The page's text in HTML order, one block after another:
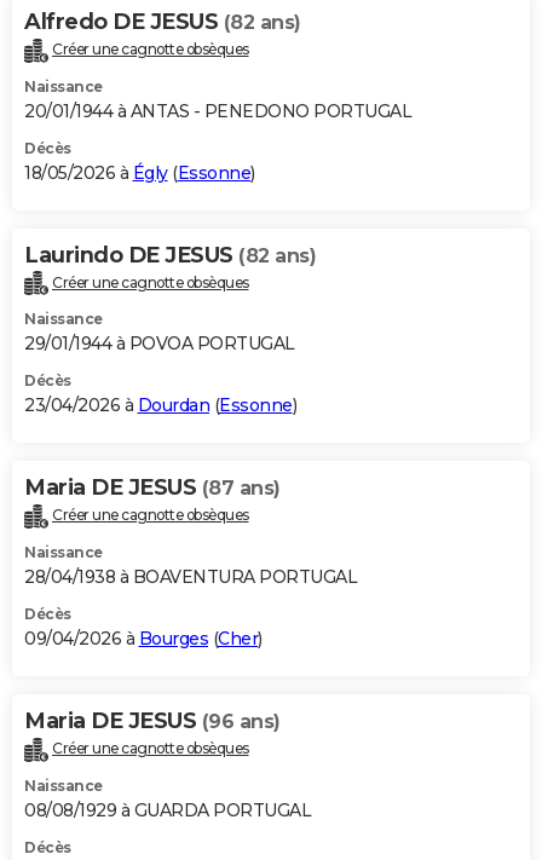
Alfredo DE JESUS (82 ans)
Créer une cagnotte obsèques
Naissance
20/01/1944 à ANTAS - PENEDONO PORTUGAL
Décès
18/05/2026 à Égly(Essonne)
Laurindo DE JESUS (82 ans)
Créer une cagnotte obsèques
Naissance
29/01/1944 à POVOA PORTUGAL
Décès
23/04/2026 à Dourdan (Essonne)
Maria DE JESUS (87 ans)
Créer une cagnotte obsèques
Naissance
28/04/1938 à BOAVENTURA PORTUGAL
Décès
09/04/2026 à Bourges (Cher)
Maria DE JESUS (96 ans)
Créer une cagnotte obsèques
Naissance
08/08/1929 à GUARDA PORTUGAL
Décès